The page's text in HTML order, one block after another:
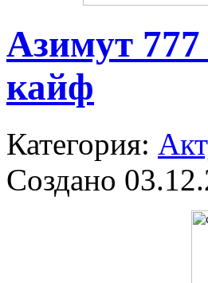
Азимут
кайф
Категория:
Создано